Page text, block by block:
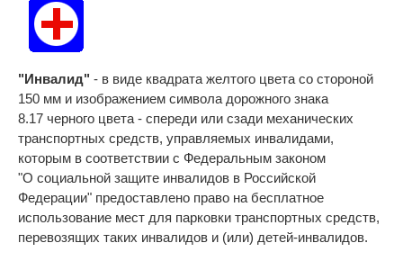
"Инвалид" - в виде квадрата желтого цвета со стороной
150 мм и изображением символа дорожного знака
8.17 черного цвета - спереди или сзади механических
транспортных средств, управляемых инвалидами,
которым в соответствии с Федеральным законом
"О социальной защите инвалидов в Российской
Федерации" предоставлено право на бесплатное
использование мест для парковки транспортных средств,
перевозящих таких инвалидов и (или) детей-инвалидов.